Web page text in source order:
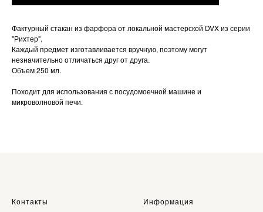
Фактурный стакан из фарфора от локальной мастерской DVX из серии
"Рихтер".
Каждый предмет изготавливается вручную, поэтому могут
незначительно отличаться друг от друга.
Объем 250 мл.
Походит для использования с посудомоечной машине и
микроволновой печи.
Контакты Информация